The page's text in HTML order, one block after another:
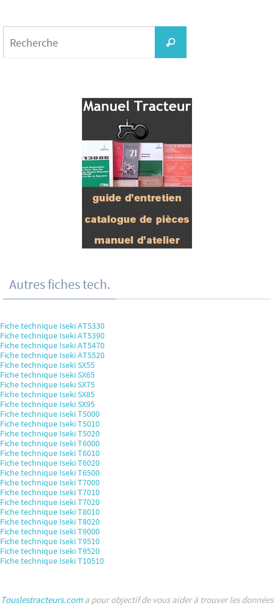
Recherche
Autres fiches tech.
Fiche technique Iseki AT5330
Fiche technique Iseki AT5390
Fiche technique Iseki AT5470
Fiche technique Iseki AT5520
Fiche technique Iseki SX55
Fiche technique Iseki SX65
Fiche technique Iseki SX75
Fiche technique Iseki SX85
Fiche technique Iseki SX95
Fiche technique Iseki T5000
Fiche technique Iseki T5010
Fiche technique Iseki T5020
Fiche technique Iseki T6000
Fiche technique Iseki T6010
Fiche technique Iseki T6020
Fiche technique Iseki T6500
Fiche technique Iseki T7000
Fiche technique Iseki T7010
Fiche technique Iseki T7020
Fiche technique Iseki T8010
Fiche technique Iseki T8020
Fiche technique Iseki T9000
Fiche technique Iseki T9510
Fiche technique Iseki T9520
Fiche technique Iseki T10510
Touslestracteurs.coma pour objectif de vous aider à trouver les données